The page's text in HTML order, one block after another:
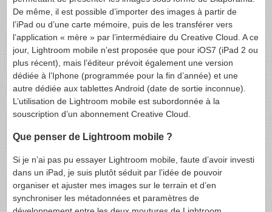
De même, il est possible d’importer des images à partir de
l’iPad ou d’une carte mémoire, puis de les transférer vers
l’application « mère » par l’intermédiaire du Creative Cloud. A ce
jour, Lightroom mobile n’est proposée que pour iOS7 (iPad 2 ou
plus récent), mais l’éditeur prévoit également une version
dédiée à l’Iphone (programmée pour la fin d’année) et une
autre dédiée aux tablettes Android (date de sortie inconnue).
L’utilisation de Lightroom mobile est subordonnée à la
souscription d’un abonnement Creative Cloud.
Que penser de Lightroom mobile ?
Si je n’ai pas pu essayer Lightroom mobile, faute d’avoir investi
dans un iPad, je suis plutôt séduit par l’idée de pouvoir
organiser et ajuster mes images sur le terrain et d’en
synchroniser les métadonnées et paramètres de